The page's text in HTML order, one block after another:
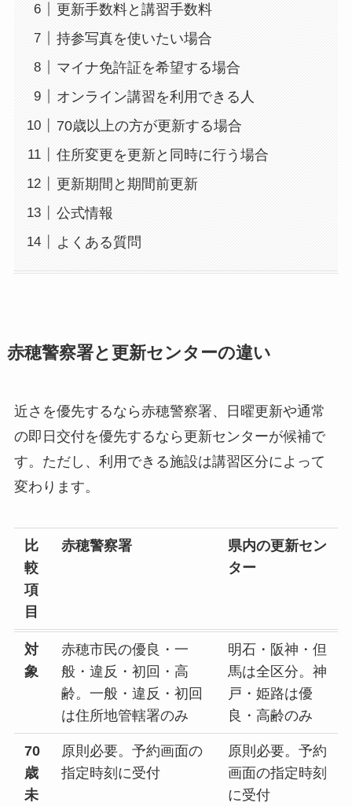
更新手数料と講習手数料
持参写真を使いたい場合
マイナ免許証を希望する場合
オンライン講習を利用できる人
70歳以上の方が更新する場合
住所変更を更新と同時に行う場合
更新期間と期間前更新
公式情報
よくある質問
赤穂警察署と更新センターの違い
近さを優先するなら赤穂警察署、日曜更新や通常
の即日交付を優先するなら更新センターが候補で
す。ただし、利用できる施設は講習区分によって
変わります。
比
較
項
目
赤穂警察署
県内の更新セン
ター
対
象
赤穂市民の優良・一
般・違反・初回・高
齢。一般・違反・初回
は住所地管轄署のみ
明石・阪神・但
馬は全区分。神
戸・姫路は優
良・高齢のみ
70
歳
未
原則必要。予約画面の
指定時刻に受付
原則必要。予約
画面の指定時刻
に受付